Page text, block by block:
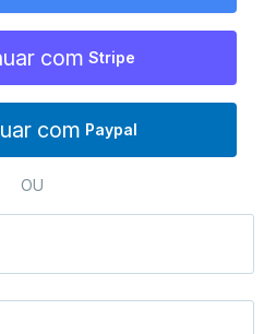
com Stripe
com Paypal
OU